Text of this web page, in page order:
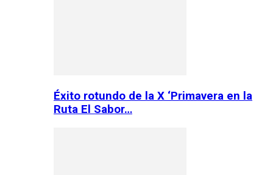
Éxito rotundo de la X ‘Primavera en la
Ruta El Sabor…